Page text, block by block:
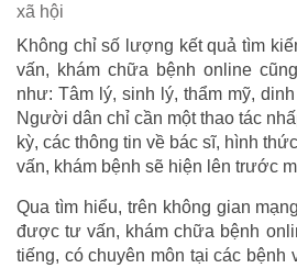
xã hội
Không chỉ số lượng kết quả tìm
vấn, khám chữa bệnh online
như: Tâm lý, sinh lý, thẩm mỹ,
Người dân chỉ cần một thao tác
kỳ, các thông tin về bác sĩ, hình
vấn, khám bệnh sẽ hiện lên trước
Qua tìm hiểu, trên không gian
được tư vấn, khám chữa bệnh
tiếng, có chuyên môn tại các bệnh